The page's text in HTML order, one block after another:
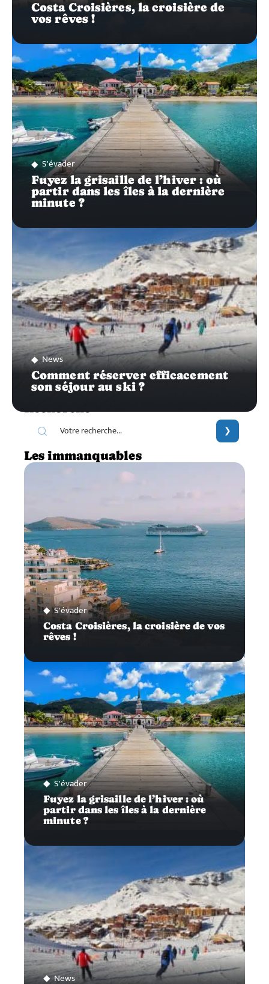
Costa Croisières, la croisière de
vos rêves !
S'évader
Fuyez la grisaille de l’hiver : où
partir dans les îles à la dernière
minute ?
News
Comment réserver efficacement
son séjour au ski ?
Recherche
Les immanquables
S'évader
Costa Croisières, la croisière de vos
rêves !
S'évader
Fuyez la grisaille de l’hiver : où
partir dans les îles à la dernière
minute ?
News